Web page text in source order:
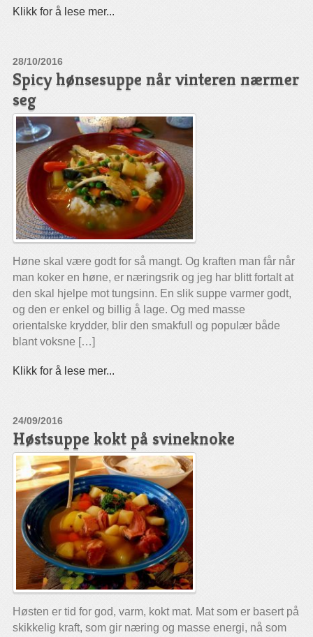
Klikk for å lese mer...
28/10/2016
Spicy hønsesuppe når vinteren nærmer
seg
Høne skal være godt for så mangt. Og kraften man får når
man koker en høne, er næringsrik og jeg har blitt fortalt at
den skal hjelpe mot tungsinn. En slik suppe varmer godt,
og den er enkel og billig å lage. Og med masse
orientalske krydder, blir den smakfull og populær både
blant voksne […]
Klikk for å lese mer...
24/09/2016
Høstsuppe kokt på svineknoke
Høsten er tid for god, varm, kokt mat. Mat som er basert på
skikkelig kraft, som gir næring og masse energi, nå som